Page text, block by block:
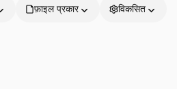
फ़ाइल प्रकार विकसित